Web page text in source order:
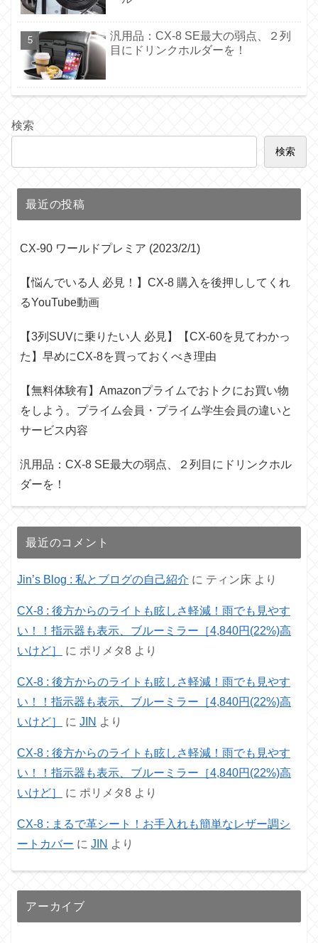
汎用品：CX-8 SE最大の弱点、２列
目にドリンクホルダーを！
検索
検索
最近の投稿
CX-90 ワールドプレミア (2023/2/1)
【悩んでいる人 必見！】CX-8 購入を後押ししてくれ
るYouTube動画
【3列SUVに乗りたい人 必見】【CX-60を見てわかっ
た】早めにCX-8を買っておくべき理由
【無料体験有】Amazonプライムでおトクにお買い物
をしよう。プライム会員・プライム学生会員の違いと
サービス内容
汎用品：CX-8 SE最大の弱点、２列目にドリンクホル
ダーを！
最近のコメント
Jin’s Blog : 私とブログの自己紹介 に ティン床 より
CX-8 : 後方からのライトも眩しさ軽減！雨でも見やす
い！！指示器も表示、ブルーミラー［4,840円(22%)高
いけど］
に ポリメタ8 より
CX-8 : 後方からのライトも眩しさ軽減！雨でも見やす
い！！指示器も表示、ブルーミラー［4,840円(22%)高
いけど］
に JIN より
CX-8 : 後方からのライトも眩しさ軽減！雨でも見やす
い！！指示器も表示、ブルーミラー［4,840円(22%)高
いけど］
に ポリメタ8 より
CX-8 : まるで革シート！お手入れも簡単なレザー調シ
ートカバー に JIN より
アーカイブ